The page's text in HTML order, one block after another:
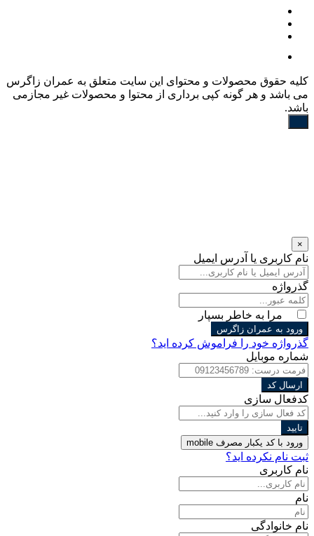
کليه حقوق محصولات و محتوای اين سایت متعلق به عمران زاگرس
می باشد و هر گونه کپی برداری از محتوا و محصولات غیر مجازمی
باشد.
×
نام کاربری یا آدرس ایمیل
گذرواژه
مرا به خاطر بسپار
ورود به عمران زاگرس
گذرواژه خود را فراموش کرده اید؟
شماره موبایل
ارسال کد
کدفعال سازی
تایید
ورود با کد یکبار مصرف mobile
ثبت نام نکرده اید؟
نام کاربری
نام
نام خانوادگی